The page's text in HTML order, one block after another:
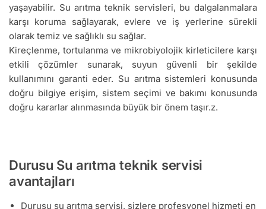
yaşayabilir. Su arıtma teknik servisleri, bu dalgalanmalara
karşı koruma sağlayarak, evlere ve iş yerlerine sürekli
olarak temiz ve sağlıklı su sağlar.
Kireçlenme, tortulanma ve mikrobiyolojik kirleticilere karşı
etkili çözümler sunarak, suyun güvenli bir şekilde
kullanımını garanti eder. Su arıtma sistemleri konusunda
doğru bilgiye erişim, sistem seçimi ve bakımı konusunda
doğru kararlar alınmasında büyük bir önem taşır.z.
Durusu Su arıtma teknik servisi
avantajları
Durusu su arıtma servisi, sizlere profesyonel hizmeti en